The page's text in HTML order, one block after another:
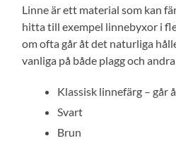
Linne är ett material som kan
hitta till exempel linnebyxor i
om ofta går åt det naturliga
vanliga på både plagg och
Klassisk linnefärg – går
Svart
Brun